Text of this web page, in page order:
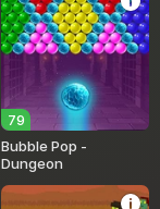
79
Bubble Pop -
Dungeon